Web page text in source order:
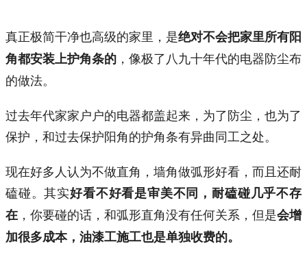
真正极简干净也高级的家里，是绝对不会把家里所有阳
角都安装上护角条的 ，像极了八九十年代的电器防尘布
的做法。
过去年代家家户户的电器都盖起来，为了防尘，也为了
保护，和过去保护阳角的护角条有异曲同工之处。
现在好多人认为不做直角，墙角做弧形好看，而且还耐
磕碰。其实好看不好看是审美不同，耐磕碰几乎不存
在 ，你要碰的话，和弧形直角没有任何关系，但是会增
加很多成本，油漆工施工也是单独收费的。